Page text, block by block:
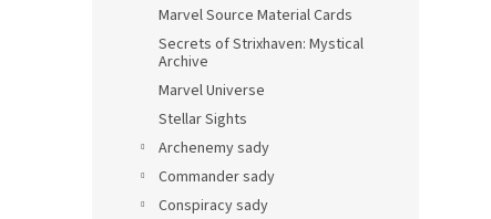
Marvel Source Material Cards
Secrets of Strixhaven: Mystical
Archive
Marvel Universe
Stellar Sights
Archenemy sady
Commander sady
Conspiracy sady